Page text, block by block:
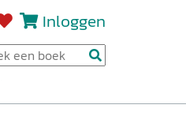
Inloggen